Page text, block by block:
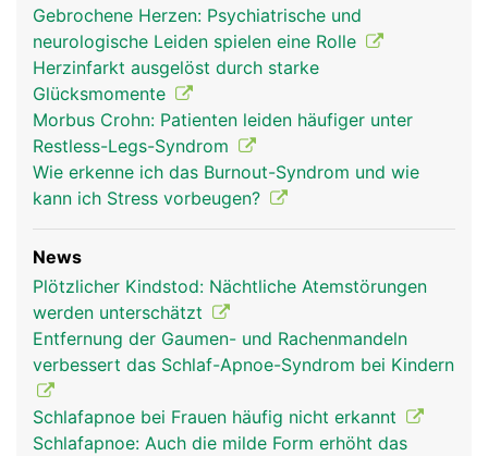
Gebrochene Herzen: Psychiatrische und
neurologische Leiden spielen eine Rolle
Herzinfarkt ausgelöst durch starke
Glücksmomente
Morbus Crohn: Patienten leiden häufiger unter
Restless-Legs-Syndrom
Wie erkenne ich das Burnout-Syndrom und wie
kann ich Stress vorbeugen?
News
Plötzlicher Kindstod: Nächtliche Atemstörungen
werden unterschätzt
Entfernung der Gaumen- und Rachenmandeln
verbessert das Schlaf-Apnoe-Syndrom bei Kindern
Schlafapnoe bei Frauen häufig nicht erkannt
Schlafapnoe: Auch die milde Form erhöht das